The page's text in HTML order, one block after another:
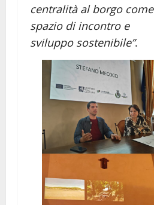
centralità al borgo come
spazio di incontro e
sviluppo sostenibile”.